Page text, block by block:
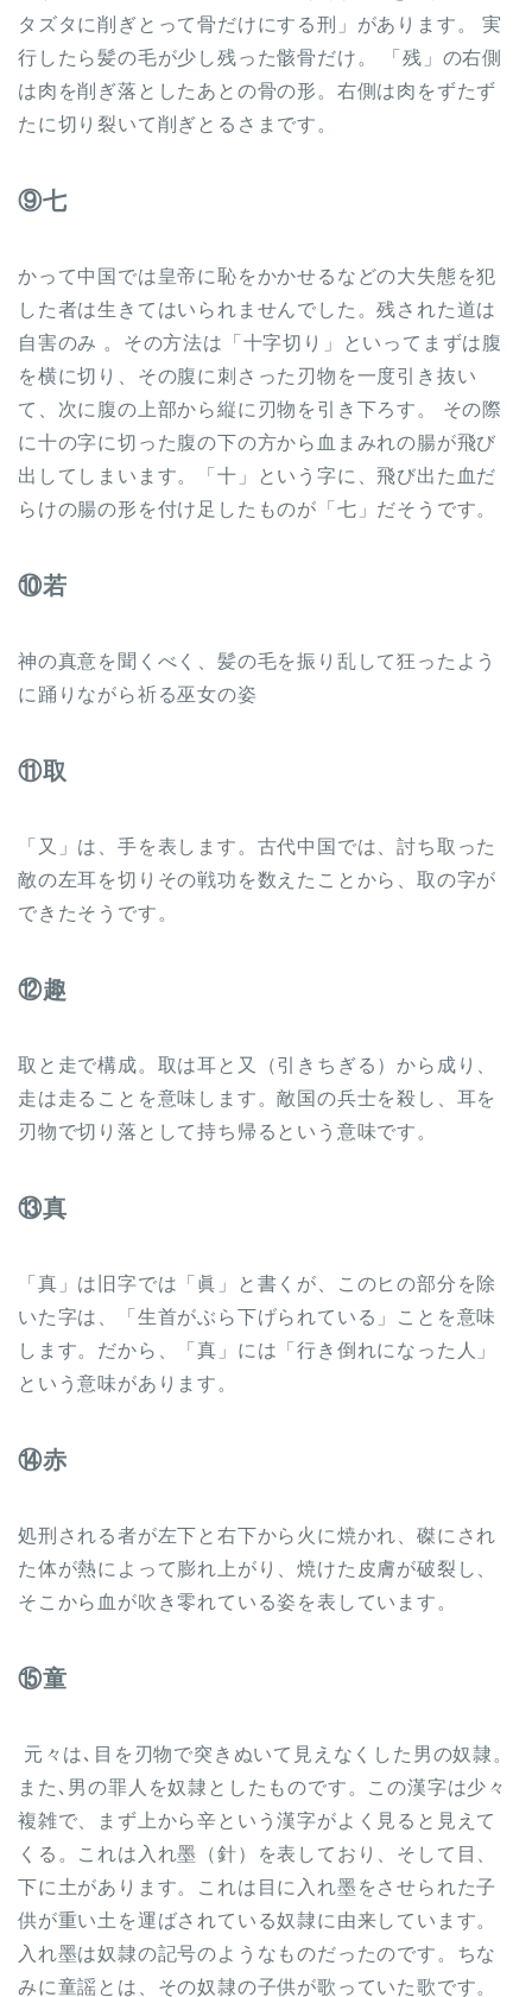
タズタに削ぎとって骨だけにする刑」があります。 実
行したら髪の毛が少し残った骸骨だけ。 「残」の右側
は肉を削ぎ落としたあとの骨の形。右側は肉をずたず
たに切り裂いて削ぎとるさまです。
⑨七
かって中国では皇帝に恥をかかせるなどの大失態を犯
した者は生きてはいられませんでした。残された道は
自害のみ 。その方法は「十字切り」といってまずは腹
を横に切り、その腹に刺さった刃物を一度引き抜い
て、次に腹の上部から縦に刃物を引き下ろす。 その際
に十の字に切った腹の下の方から血まみれの腸が飛び
出してしまいます。「十」という字に、飛び出た血だ
らけの腸の形を付け足したものが「七」だそうです。
⑩若
神の真意を聞くべく、髪の毛を振り乱して狂ったよう
に踊りながら祈る巫女の姿
⑪取
「又」は、手を表します。古代中国では、討ち取った
敵の左耳を切りその戦功を数えたことから、取の字が
できたそうです。
⑫趣
取と走で構成。取は耳と又（引きちぎる）から成り、
走は走ることを意味します。敵国の兵士を殺し、耳を
刃物で切り落として持ち帰るという意味です。
⑬真
「真」は旧字では「眞」と書くが、このヒの部分を除
いた字は、「生首がぶら下げられている」ことを意味
します。だから、「真」には「行き倒れになった人」
という意味があります。
⑭赤
処刑される者が左下と右下から火に焼かれ、磔にされ
た体が熱によって膨れ上がり、焼けた皮膚が破裂し、
そこから血が吹き零れている姿を表しています。
⑮童
元々は､目を刃物で突きぬいて見えなくした男の奴隷。
また､男の罪人を奴隷としたものです。この漢字は少々
複雑で、まず上から辛という漢字がよく見ると見えて
くる。これは入れ墨（針）を表しており、そして目、
下に土があります。これは目に入れ墨をさせられた子
供が重い土を運ばされている奴隷に由来しています。
入れ墨は奴隷の記号のようなものだったのです。ちな
みに童謡とは、その奴隷の子供が歌っていた歌です。